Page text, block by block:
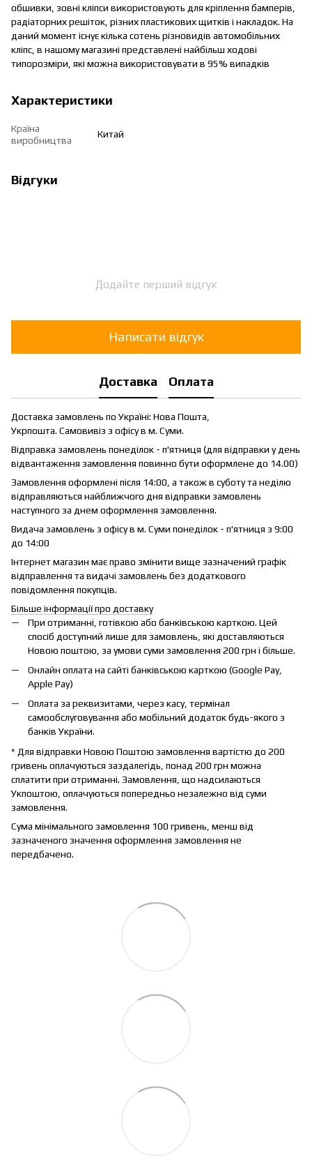
обшивки, зовні кліпси використовують для кріплення бамперів,
радіаторних решіток, різних пластикових щитків і накладок. На
даний момент існує кілька сотень різновидів автомобільних
кліпс, в нашому магазині представлені найбільш ходові
типорозміри, які можна використовувати в 95% випадків
Характеристики
Країна
виробництва
Китай
Відгуки
Додайте перший відгук
Написати відгук
Доставка Оплата
Доставка замовлень по Україні: Нова Пошта,
Укрпошта. Самовивіз з офісу в м. Суми.
Відправка замовлень понеділок - п'ятниця (для відправки у день
відвантаження замовлення повинно бути оформлене до 14.00)
Замовлення оформлені після 14:00, а також в суботу та неділю
відправляються найближчого дня відправки замовлень
наступного за днем оформлення замовлення.
Видача замовлень з офісу в м. Суми понеділок - п'ятниця з 9:00
до 14:00
Інтернет магазин має право змінити вище зазначений графік
відправлення та видачі замовлень без додаткового
повідомлення покупців.
Більше інформації про доставку
При отриманні, готівкою або банківською карткою. Цей
спосіб доступний лише для замовлень, які доставляються
Новою поштою, за умови суми замовлення 200 грн і більше.
Онлайн оплата на сайті банківською карткою (Google Pay,
Apple Pay)
Оплата за реквизитами, через касу, термінал
самообслуговування або мобільний додаток будь-якого з
банків України.
* Для відправки Новою Поштою замовлення вартістю до 200
гривень оплачуються заздалегідь, понад 200 грн можна
сплатити при отриманні. Замовлення, що надсилаються
Укпоштою, оплачуються попередньо незалежно від суми
замовлення.
Сума мінімального замовлення 100 гривень, менш від
зазначеного значення оформлення замовлення не
передбачено.